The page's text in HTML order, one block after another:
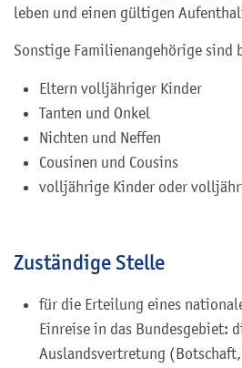
leben und einen gültigen
Sonstige Familienangehörige sind
Eltern volljähriger Kinder
Tanten und Onkel
Nichten und Neffen
Cousinen und Cousins
volljährige Kinder oder
Zuständige Stelle
für die Erteilung eines
Einreise in das Bundesgebiet:
Auslandsvertretung